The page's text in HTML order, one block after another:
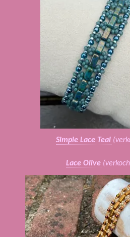
Simple Lace Teal
Lace Olive